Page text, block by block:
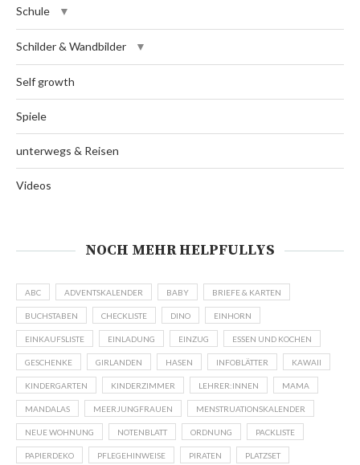
Schule
Schilder & Wandbilder
Self growth
Spiele
unterwegs & Reisen
Videos
NOCH MEHR HELPFULLYS
ABC ADVENTSKALENDER BABY BRIEFE & KARTEN
BUCHSTABEN CHECKLISTE DINO EINHORN
EINKAUFSLISTE EINLADUNG EINZUG ESSEN UND KOCHEN
GESCHENKE GIRLANDEN HASEN INFOBLÄTTER KAWAII
KINDERGARTEN KINDERZIMMER LEHRER:INNEN MAMA
MANDALAS MEERJUNGFRAUEN MENSTRUATIONSKALENDER
NEUE WOHNUNG NOTENBLATT ORDNUNG PACKLISTE
PAPIERDEKO PFLEGEHINWEISE PIRATEN PLATZSET